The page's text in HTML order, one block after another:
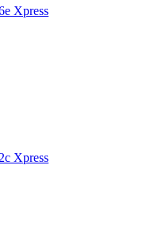
Xpress
Xpress